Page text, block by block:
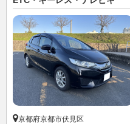
京都府京都市伏見区